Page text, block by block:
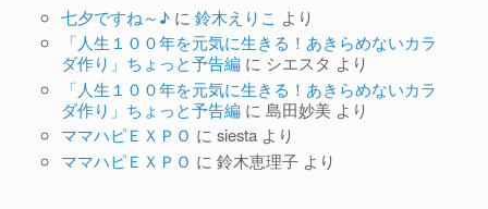
七夕ですね～♪に 鈴木えりこ より
「人生１００年を元気に生きる！あきらめないカラ
ダ作り」ちょっと予告編に シエスタ より
「人生１００年を元気に生きる！あきらめないカラ
ダ作り」ちょっと予告編に 島田妙美 より
ママハピＥＸＰＯ に siestaより
ママハピＥＸＰＯ に 鈴木恵理子より